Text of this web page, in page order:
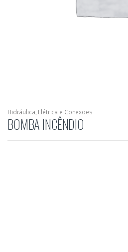
Hidráulica, Elétrica e Conexões
BOMBA INCÊNDIO